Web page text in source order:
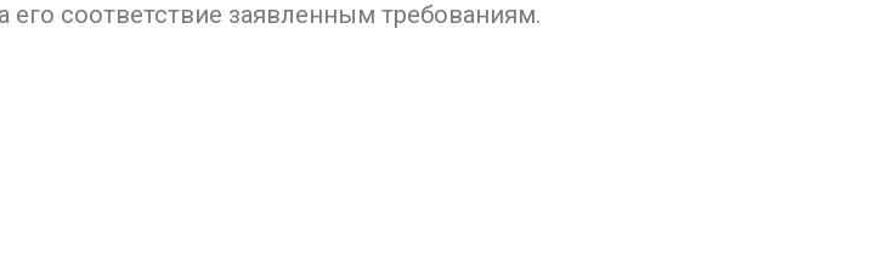
соответствие заявленным требованиям.